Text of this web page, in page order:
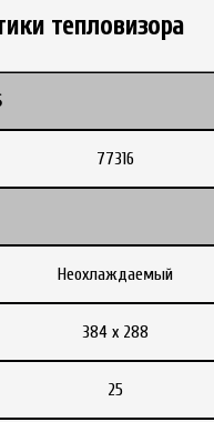
тепловизора
77316
Неохлаждаемый
384 x 288
25